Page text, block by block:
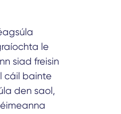
le
siad freisin
cáil bainte
den saol,